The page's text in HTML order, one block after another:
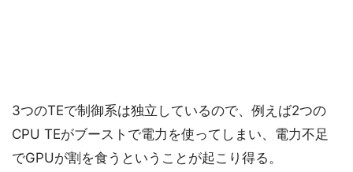
3つのTEで制御系は独立しているので、例えば2つの
CPU TEがブーストで電力を使ってしまい、電力不足
でGPUが割を食うということが起こり得る。